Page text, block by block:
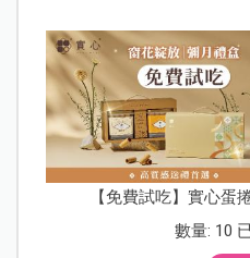
【免費試吃】實心蛋
數量: 10